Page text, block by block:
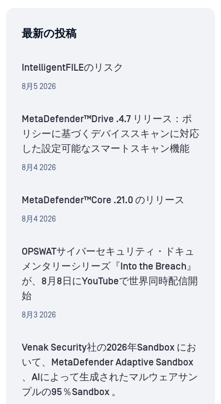
最新の投稿
IntelligentFILEのリスク
8月5 2026
MetaDefender™Drive .4.7 リリース：ポ
リシーに基づくデバイススキャンに対応
した設定可能なスマートスキャン機能
8月4 2026
MetaDefender™Core .21.0 のリリース
8月4 2026
OPSWATサイバーセキュリティ・ドキュ
メンタリーシリーズ『Into the Breach』
が、8月8日にYouTubeで世界同時配信開
始
8月3 2026
Venak Security社の2026年Sandbox にお
いて、MetaDefender Adaptive Sandbox
、AIによって生成されたマルウェアサン
プルの95％Sandbox 。